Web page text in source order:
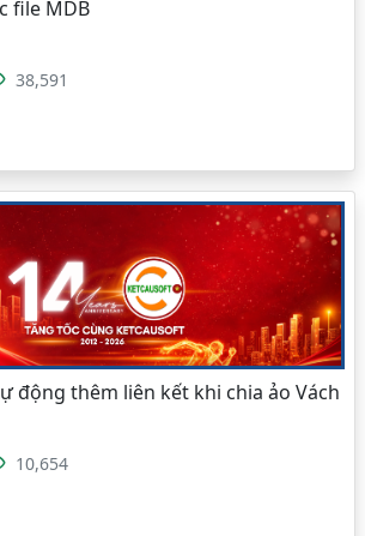
file MDB
38,591
động thêm liên kết khi chia ảo Vách
10,654